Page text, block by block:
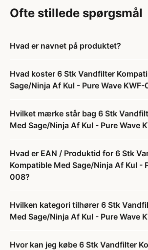
Ofte stillede spørgsmål
Hvad er navnet på produktet?
Hvad koster 6 Stk Vandfilter
Sage/Ninja Af Kul - Pure Wave KWF-
Hvilket mærke står bag 6 Stk
Med Sage/Ninja Af Kul - Pure Wave
Hvad er EAN / Produktid for 6 Stk
Kompatible Med Sage/Ninja Af Kul -
008?
Hvilken kategori tilhører 6 Stk
Med Sage/Ninja Af Kul - Pure Wave
Hvor kan jeg købe 6 Stk Vandfilter